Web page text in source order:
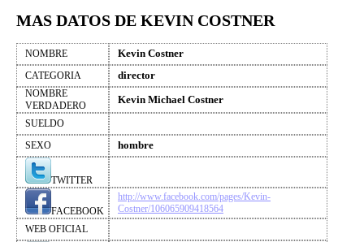
MAS DATOS DE KEVIN COSTNER
NOMBRE Kevin Costner
CATEGORIA director
NOMBRE
VERDADERO
Kevin Michael Costner
SUELDO
SEXO
hombre
TWITTER
FACEBOOK
http://www.facebook.com/pages/Kevin-
Costner/106065909418564
WEB OFICIAL